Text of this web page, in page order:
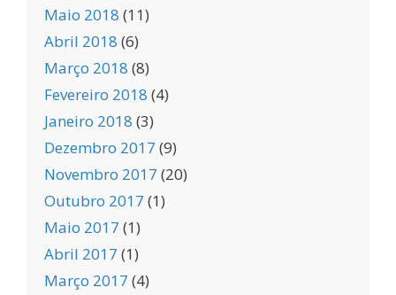
Maio 2018 (11)
Abril 2018 (6)
Março 2018 (8)
Fevereiro 2018 (4)
Janeiro 2018 (3)
Dezembro 2017 (9)
Novembro 2017 (20)
Outubro 2017 (1)
Maio 2017 (1)
Abril 2017 (1)
Março 2017 (4)